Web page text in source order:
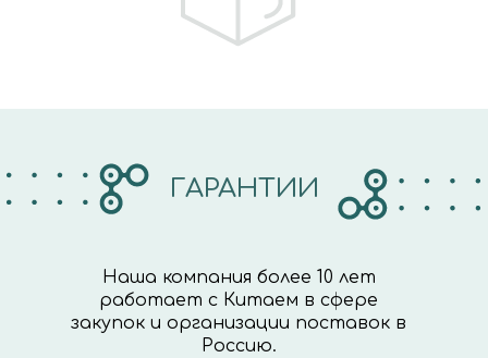
ГАРАНТИИ
Наша компания более 10 лет
работает с Китаем в сфере
закупок и организации поставок в
Россию.